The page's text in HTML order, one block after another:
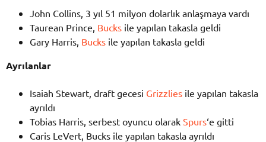
John Collins, 3 yıl 51 milyon dolarlık anlaşmaya vardı
Taurean Prince, Bucks ile yapılan takasla geldi
Gary Harris, Bucks ile yapılan takasla geldi
Ayrılanlar
Isaiah Stewart, draft gecesi Grizzlies ile yapılan takasla
ayrıldı
Tobias Harris, serbest oyuncu olarak Spurs‘e gitti
Caris LeVert, Bucks ile yapılan takasla ayrıldı